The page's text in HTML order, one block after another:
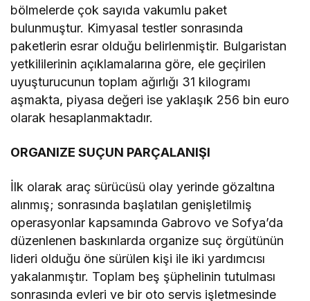
bölmelerde çok sayıda vakumlu paket
bulunmuştur. Kimyasal testler sonrasında
paketlerin esrar olduğu belirlenmiştir. Bulgaristan
yetkililerinin açıklamalarına göre, ele geçirilen
uyuşturucunun toplam ağırlığı 31 kilogramı
aşmakta, piyasa değeri ise yaklaşık 256 bin euro
olarak hesaplanmaktadır.
ORGANIZE SUÇUN PARÇALANIŞI
İlk olarak araç sürücüsü olay yerinde gözaltına
alınmış; sonrasında başlatılan genişletilmiş
operasyonlar kapsamında Gabrovo ve Sofya’da
düzenlenen baskınlarda organize suç örgütünün
lideri olduğu öne sürülen kişi ile iki yardımcısı
yakalanmıştır. Toplam beş şüphelinin tutulması
sonrasında evleri ve bir oto servis işletmesinde